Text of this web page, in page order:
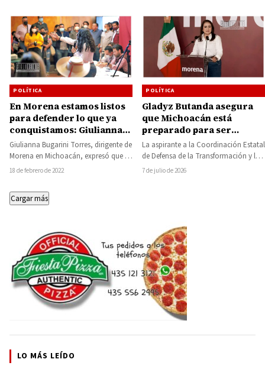
POLÍTICA
En Morena estamos listos
para defender lo que ya
conquistamos: Giulianna
Bugarini
Giulianna Bugarini Torres, dirigente de
Morena en Michoacán, expresó que la
felicidad del pueblo es lo más
18 de febrero de 2022
POLÍTICA
Gladyz Butanda asegura
que Michoacán está
preparado para ser
gobernado por una mujer
en 2027
La aspirante a la Coordinación Estatal
de Defensa de la Transformación y la
Soberanía Nacional de Morena,
7 de julio de 2026
Cargar más
LO MÁS LEÍDO